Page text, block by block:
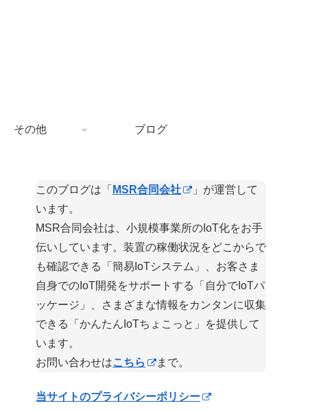
その他 ブログ
このブログは「 MSR合同会社
」が運営して
います。
MSR合同会社は、小規模事業所のIoT化をお手
伝いしています。装置の稼働状況をどこからで
も確認できる「簡易IoTシステム」、お客さま
自身でのIoT開発をサポートする「自分でIoTパ
ッケージ」、さまざまな情報をカンタンに収集
できる「かんたんIoTちょこっと」を提供して
います。
お問い合わせはこちら まで。
当サイトのプライバシーポリシー